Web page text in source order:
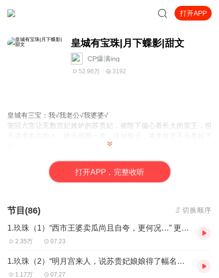
打开APP
皇城有宝珠|月下蝶影|甜文
CP爆满ing
52.96万 3192
皇城有三宝：我√我老公√我婆婆√
宠冠六宫让无数宫妃嫉妒的苏贵妃，被陛下偏心着长大的宸王，但
玖珠眼里的宸王：人美心善小仙男vs别人眼里的宸王：陛下与宠妃
哦哟，这些人心真脏。
这是一个主角拿了反派人设而不自知的故事~大家喜欢的话欢迎去晋
江支持作者大大正版~~
打开APP，完整收听
节目(86) 切换顺序
1.玖珠（1）“西市王婆卖瓜尚且自夸，更何况…” 更何况陛下给自己儿子娶媳妇呢
2.35万 07:23
1.玖珠（2）“明月宫来人，说苏贵妃娘娘得了幅名家字画，邀小姐进宫赏画。”
1.17万 07:27